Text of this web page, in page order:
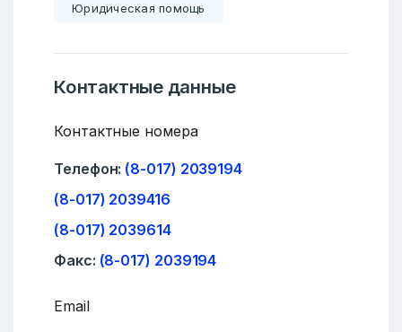
Юридическая помощь
Контактные данные
Контактные номера
Телефон: (8-017) 2039194
(8-017) 2039416
(8-017) 2039614
Факс: (8-017) 2039194
Email